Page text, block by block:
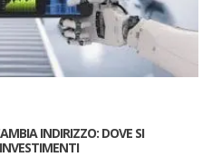
INDIRIZZO: DOVE SI